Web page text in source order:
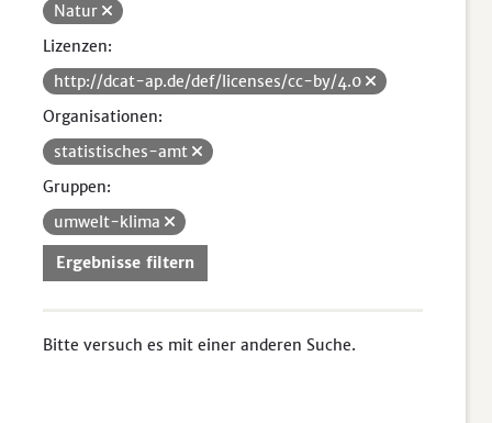
Natur
Lizenzen:
http://dcat-ap.de/def/licenses/cc-by/4.0
Organisationen:
statistisches-amt
Gruppen:
umwelt-klima
Ergebnisse filtern
Bitte versuch es mit einer anderen Suche.